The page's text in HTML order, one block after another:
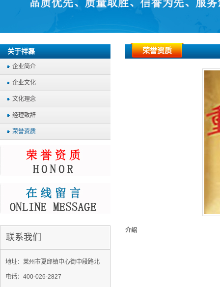
关于祥磊
企业简介
企业文化
文化理念
经理致辞
荣誉资质
联系我们
地址：莱州市夏邱镇中心街中段路北
电话：400-026-2827
荣誉资质
介绍